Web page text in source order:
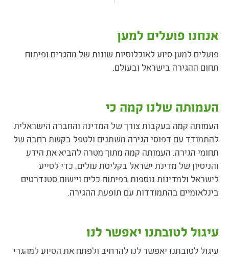
אנחנו פועלים למען
פועלים למען סיוע לאוכלוסיות שונות של מהגרים ופיתוח
תחום ההגירה בישראל ובעולם.
העמותה שלנו קמה כי
העמותה קמה בעקבות צורך של המדינה והחברה הישראלית
להתמודד עם דפוסי הגירה משתנים ולטפל בקשת רחבה של
תחומי הגירה. העמותה קמה מתוך מטרה להביא את הידע
והניסיון של מדינת ישראל בקליטת עולים, כדי לסייע
לישראל ולמדינות נוספות בפיתוח כלים ויישום סטנדרטים
בינלאומיים בהתמודדות עם תופעת ההגירה.
עיגול לטובתנו יאפשר לנו
עיגול לטובתנו יאפשר לנו להרחיב ולפתח את הסיוע למהגרי